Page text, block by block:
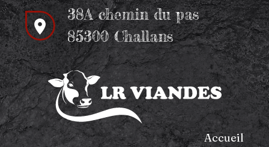
38A chemin du pas
85300 Challans
Accueil